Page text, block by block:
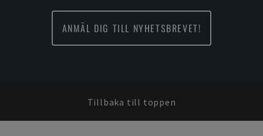
ANMÄL DIG TILL NYHETSBREVET!
Tillbaka till toppen